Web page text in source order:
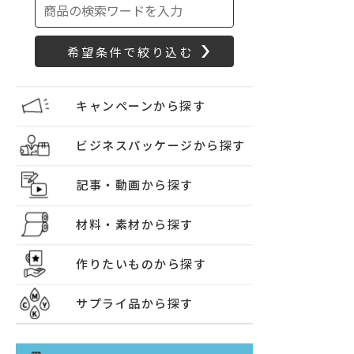
キャンペーンから探す
ビジネスパッケージから探す
記事・動画から探す
材料・素材から探す
作りたいものから探す
サプライ品から探す